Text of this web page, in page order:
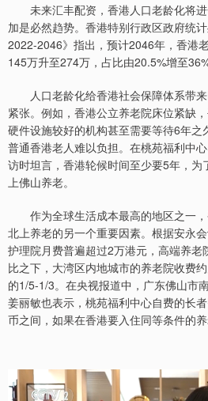
未来汇丰配资，香港人口老龄化将进
加是必然趋势。香港特别行政区政府统
2022-2046》指出，预计2046年，香港
145万升至274万，占比由20.5%增至36%
人口老龄化给香港社会保障体系带来
紧张。例如，香港公立养老院床位紧缺
硬件设施较好的机构甚至需要等待6年之
普通香港老人难以负担。在桃苑福利中
访时坦言，香港轮候时间至少要5年，为
上佛山养老。
作为全球生活成本最高的地区之一，
北上养老的另一个重要因素。根据安永
护理院月费普遍超过2万港元，高端养
比之下，大湾区内地城市的养老院收费
的1/5-1/3。在央视报道中，广东佛山市
姜丽敏也表示，桃苑福利中心自费的长
币之间，如果在香港要入住同等条件的养